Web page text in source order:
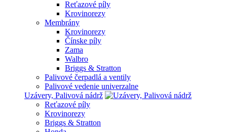
Reťazové píly
Krovinorezy
Membrány
Krovinorezy
Čínske píly
Zama
Walbro
Briggs & Stratton
Palivové čerpadlá a ventily
Palivové vedenie univerzalne
Uzávery, Palivová nádrž
Reťazové píly
Krovinorezy
Briggs & Stratton